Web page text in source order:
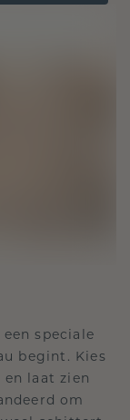
speciale
begint. Kies
laat zien
om